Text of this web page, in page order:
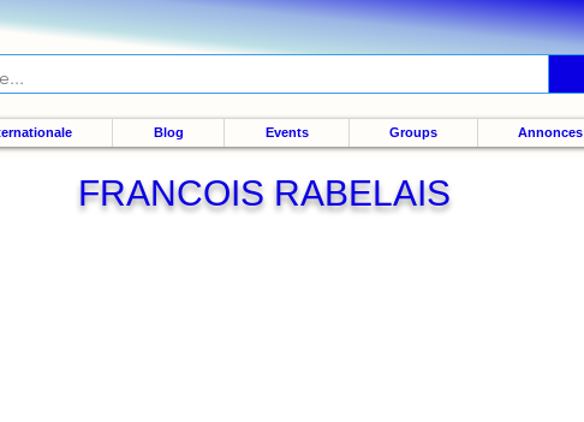
Blog Events Groups Annonces
FRANCOIS RABELAIS